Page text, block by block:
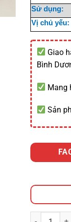
Sử dụng:
Vị chủ yếu:
Giao
Bình
Mang
Sản
Số lượng